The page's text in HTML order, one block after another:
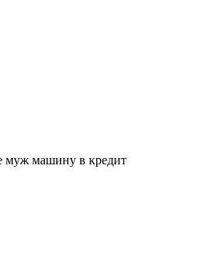
муж машину в кредит